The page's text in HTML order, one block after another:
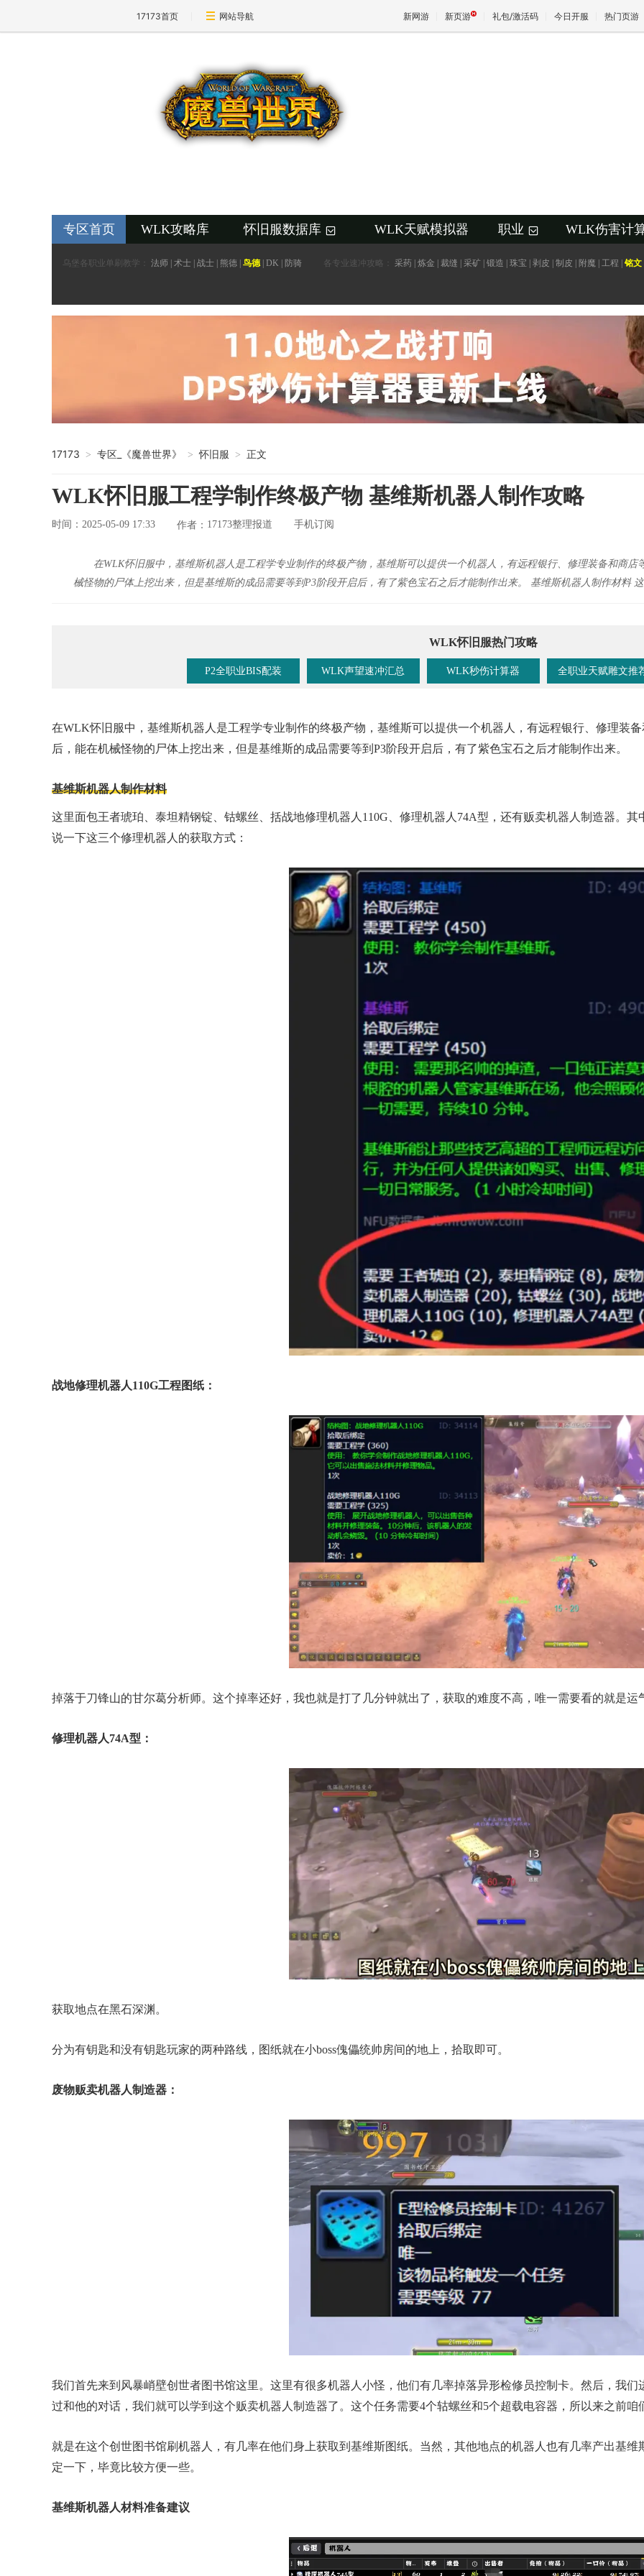
17173首页 网站导航 新网游 新页游 礼包/激活码 今日开服 热门页游
专区首页 WLK攻略库 怀旧服数据库 + WLK天赋模拟器 职业 + WLK伤害计
乌堡各职业单刷教学： 法师 术士 战士 熊德 鸟德| DK 防骑 各专业速冲攻略： 采药 炼金 裁缝 采矿 锻造 珠宝 剥皮 制皮 附魔 工程 铭文
17173 > 专区_《魔兽世界》 > 怀旧服 > 正文
WLK怀旧服工程学制作终极产物 基维斯机器人制作攻略
时间：2025-05-09 17:33 作者： 17173整理报道 手机订阅
在WLK怀旧服中，基维斯机器人是工程学专业制作的终极产物，基维斯可以提供一个机器人，有远程银行、修理装备和商
械怪物的尸体上挖出来，但是基维斯的成品需要等到P3阶段开启后，有了紫色宝石之后才能制作出来。 基维斯机器人制作材料 这
WLK怀旧服热门攻略
P2全职业BIS配装 WLK声望速冲汇总 WLK秒伤计算器 全职业天赋雕文推
在WLK怀旧服中，基维斯机器人是工程学专业制作的终极产物，基维斯可以提供一个机器人，有远程银行、修理装
后，能在机械怪物的尸体上挖出来，但是基维斯的成品需要等到P3阶段开启后，有了紫色宝石之后才能制作出来。
基维斯机器人制作材料
这里面包王者琥珀、泰坦精钢锭、钴螺丝、括战地修理机器人110G、修理机器人74A型，还有贩卖机器人制造器。
说一下这三个修理机器人的获取方式：
战地修理机器人110G工程图纸：
掉落于刀锋山的甘尔葛分析师。这个掉率还好，我也就是打了几分钟就出了，获取的难度不高，唯一需要看的就是运
修理机器人74A型：
获取地点在黑石深渊。
分为有钥匙和没有钥匙玩家的两种路线，图纸就在小boss傀儡统帅房间的地上，拾取即可。
废物贩卖机器人制造器：
我们首先来到风暴峭壁创世者图书馆这里。这里有很多机器人小怪，他们有几率掉落异形检修员控制卡。然后，我
过和他的对话，我们就可以学到这个贩卖机器人制造器了。这个任务需要4个轱螺丝和5个超载电容器，所以来之前咱
就是在这个创世图书馆刷机器人，有几率在他们身上获取到基维斯图纸。当然，其他地点的机器人也有几率产出基
定一下，毕竟比较方便一些。
基维斯机器人材料准备建议